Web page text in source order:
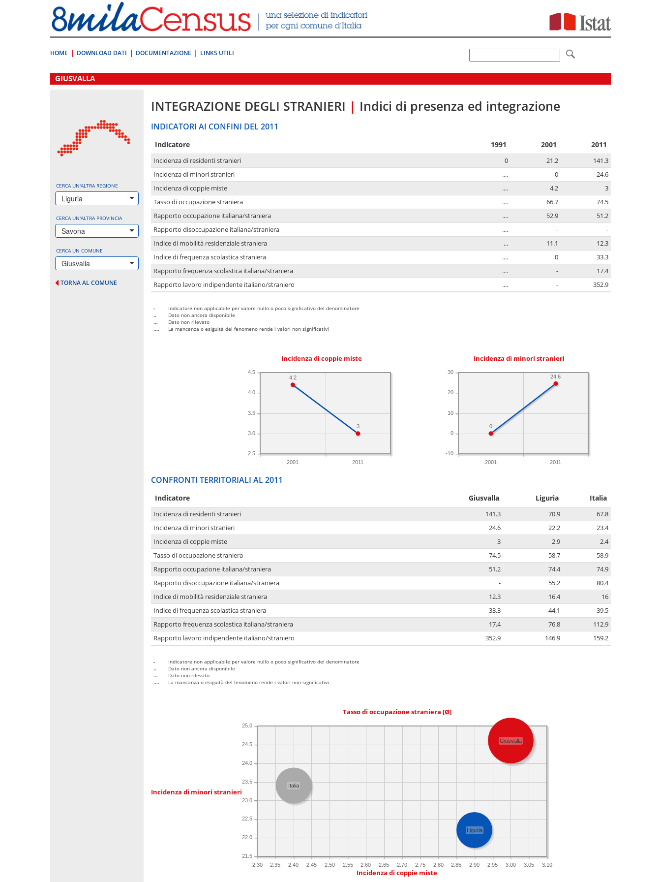
direttamente
a:
Contenuto
HOME DOWNLOAD DATI DOCUMENTAZIONE LINKS UTILI
.
GIUSVALLA
CERCA UN'ALTRA REGIONE
Liguria
CERCA UN'ALTRA PROVINCIA
Savona
CERCA UN COMUNE
Giusvalla
TORNA AL COMUNE
INTEGRAZIONE DEGLI STRANIERI | Indici di presenza ed integrazione
INDICATORI AI CONFINI DEL 2011
Indicatore 1991 2001 2011
Incidenza di residenti stranieri 0 21.2
141.3
Incidenza di minori stranieri
.... 0
24.6
Incidenza di coppie miste
.... 4.2
3
Tasso di occupazione straniera
.... 66.7
74.5
Rapporto occupazione italiana/straniera
.... 52.9
51.2
Rapporto disoccupazione italiana/straniera
.... -
-
Indice di mobilità residenziale straniera
... 11.1
12.3
Indice di frequenza scolastica straniera
.... 0
33.3
Rapporto frequenza scolastica italiana/straniera
.... -
17.4
Rapporto lavoro indipendente italiano/straniero
.... - 352.9
-
Indicatore non applicabile per valore nullo o poco significativo del denominatore
..
Dato non ancora disponibile
...
Dato non rilevato
....
La mancanza o esiguità del fenomeno rende i valori non significativi
Incidenza di coppie miste
2001 2011
2.5
3.0
3.5
4.0
4.5
3
4.2
Incidenza di minori stranieri
2001 2011
-10
0
10
20
30
24.6
0
CONFRONTI TERRITORIALI AL 2011
Indicatore Giusvalla Liguria Italia
Incidenza di residenti stranieri 141.3 70.9
67.8
Incidenza di minori stranieri
24.6 22.2
23.4
Incidenza di coppie miste
3 2.9
2.4
Tasso di occupazione straniera
74.5 58.7
58.9
Rapporto occupazione italiana/straniera
51.2 74.4
74.9
Rapporto disoccupazione italiana/straniera
- 55.2
80.4
Indice di mobilità residenziale straniera
12.3 16.4
16
Indice di frequenza scolastica straniera
33.3 44.1
39.5
Rapporto frequenza scolastica italiana/straniera
17.4 76.8
112.9
Rapporto lavoro indipendente italiano/straniero
352.9 146.9 159.2
-
Indicatore non applicabile per valore nullo o poco significativo del denominatore
..
Dato non ancora disponibile
...
Dato non rilevato
....
La mancanza o esiguità del fenomeno rende i valori non significativi
Tasso di occupazione straniera [Ø]
Incidenza di minori stranieri
2.30 2.35 2.40 2.45 2.50 2.55 2.60 2.65 2.70 2.75 2.80 2.85 2.90 2.95 3.00 3.05 3.10
21.5
22.0
22.5
23.0
23.5
24.0
24.5
25.0
Giusvalla
Italia
Liguria
Incidenza di coppie miste